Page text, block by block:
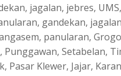
jagalan, jebres,
gandekan,
panularan,
Setabelan,
Pasar Klewer, Jajar,